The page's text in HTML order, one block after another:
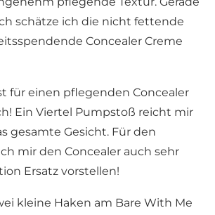
schätze ich die nicht fettende
Concealer Creme
für einen pflegenden Concealer
Ein Viertel Pumpstoß reicht mir
gesamte Gesicht. Für den
mir den Concealer auch sehr
Ersatz vorstellen!
kleine Haken am Bare With Me